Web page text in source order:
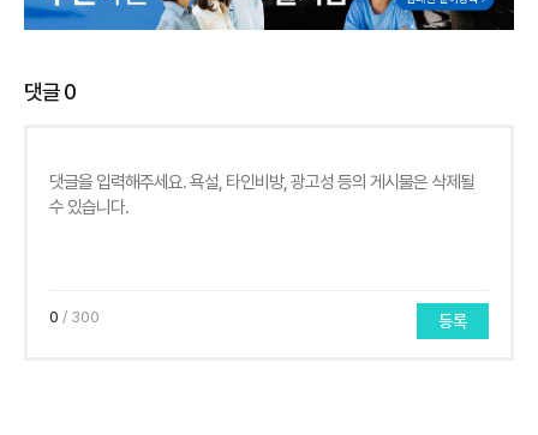
댓글0
0 / 300 등록